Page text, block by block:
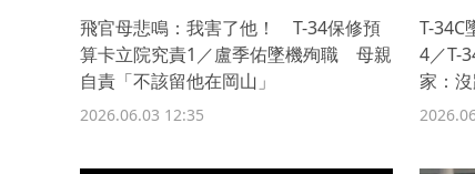
飛官母悲鳴：我害了他！ T-34保修預
算卡立院究責1／盧季佑墜機殉職 母親
自責「不該留他在岡山」
2026.06.03 12:35
T-
4／T-
家：